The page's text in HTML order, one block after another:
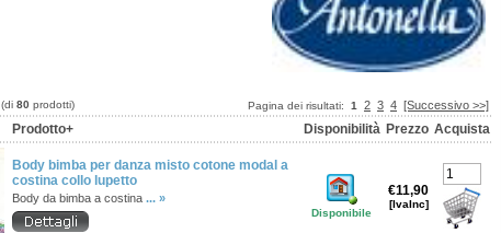
(di 80 prodotti) Pagina dei risultati: 1 2 3 4 [Successivo >>]
Prodotto+ Disponibilità Prezzo Acquista
Body bimba per danza misto cotone modal a
costina collo lupetto
Body da bimba a costina ... »
Disponibile
€11,90
[IvaInc]